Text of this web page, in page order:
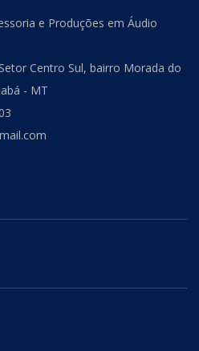
e Produções em Áudio
Centro Sul, bairro Morada do
- MT